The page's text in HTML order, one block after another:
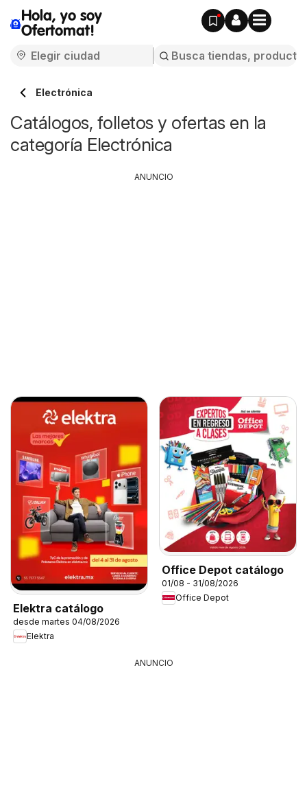
Hola, yo soy
Ofertomat!
Electrónica
Catálogos, folletos y ofertas en la
categoría Electrónica
Elektra catálogo
desde martes 04/08/2026
Elektra
Office Depot catálogo
01/08 - 31/08/2026
Office Depot
ANUNCIO
ANUNCIO